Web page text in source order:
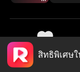
751
สิทธิพิเศษ